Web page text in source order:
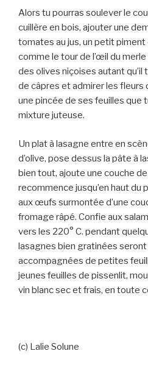
Alors tu pourras soulever le
cuillère en bois, ajouter une
tomates au jus, un petit piment
comme le tour de l’œil du
des olives niçoises autant qu’il
de câpres et admirer les fleurs
une pincée de ses feuilles que
mixture juteuse.
Un plat à lasagne entre en
d’olive, pose dessus la pâte à
bien tout, ajoute une couche
recommence jusqu’en haut du
aux œufs surmontée d’une
fromage râpé. Confie aux
vers les 220° C. pendant
lasagnes bien gratinées
accompagnées de petites
jeunes feuilles de pissenlit,
vin blanc sec et frais, en toute
(c) Lalie Solune